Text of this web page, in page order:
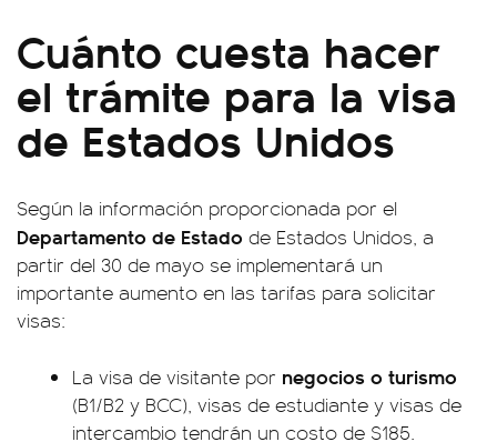
Cuánto cuesta hacer
el trámite para la visa
de Estados Unidos
Según la información proporcionada por el
Departamento de Estado de Estados Unidos, a
partir del 30 de mayo se implementará un
importante aumento en las tarifas para solicitar
visas:
La visa de visitante por negocios o turismo
(B1/B2 y BCC), visas de estudiante y visas de
intercambio tendrán un costo de $185.